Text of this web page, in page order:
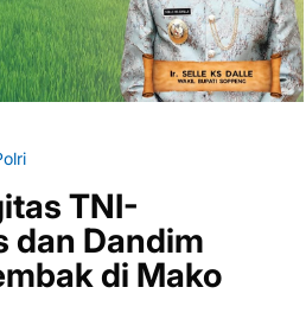
TNI-
dan Dandim
di Mako